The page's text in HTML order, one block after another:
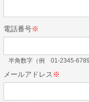
電話番号※
半角数字（例 01-2345-6789
メールアドレス ※